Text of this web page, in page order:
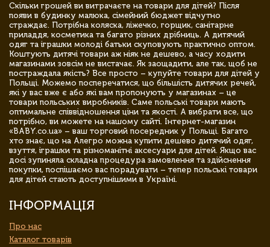
Скільки грошей ви витрачаєте на товари для дітей? Після
появи в будинку малюка, сімейний бюджет відчутно
страждає. Потрібна коляска, ліжечко, горщик, санітарне
приладдя, косметика та багато різних дрібниць. А дитячий
одяг та іграшки молоді батьки скуповують практично оптом.
Коштують дитячі товари аж ніяк не дешево, а часу ходити
магазинами зовсім не вистачає. Як заощадити, але так, щоб не
постраждала якість? Все просто – купуйте товари для дітей у
Польщі. Можемо посперечатися, що більшість дитячих речей,
які у вас вже є або які вам пропонують у магазинах – це
товари польських виробників. Саме польські товари мають
оптимальне співвідношення ціни та якості. А вибрати все, що
потрібно, ви можете на нашому сайті. Інтернет-магазин
«BABY.co.ua» – ваш торговий посередник у Польщі. Багато
хто знає, що на Алегро можна купити дешево дитячий одяг,
взуття, іграшки та різноманітні аксесуари для дітей. Якщо вас
досі зупиняла складна процедура замовлення та здійснення
покупки, поспішаємо вас порадувати – тепер польські товари
для дітей стають доступнішими в Україні.
ІНФОРМАЦІЯ
Про нас
Каталог товарів